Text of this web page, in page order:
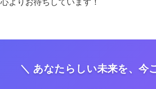
心よりお待ちしています！
＼ あなたらしい未来を、今